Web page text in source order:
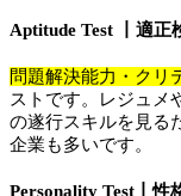
Aptitude Test 丨適正
問題解決能力・クリ
ストです。レジュメ
の遂行スキルを見る
企業も多いです。
Personality Test丨性